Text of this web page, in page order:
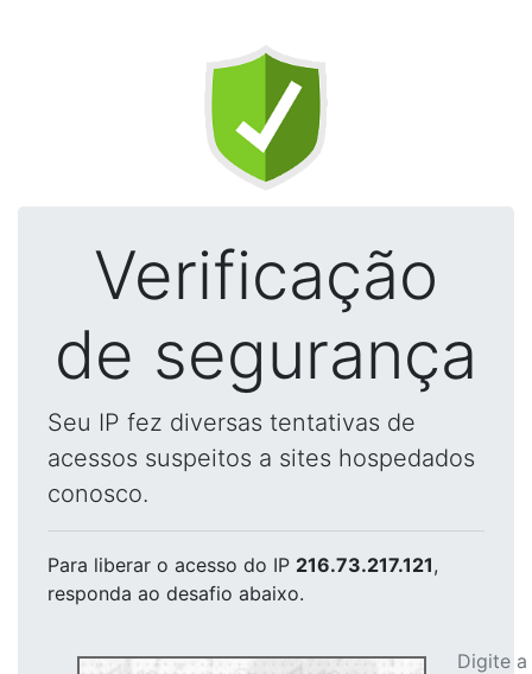
Verificação
de segurança
Seu IP fez diversas tentativas de
acessos suspeitos a sites hospedados
conosco.
Para liberar o acesso do IP 216.73.217.121,
responda ao desafio abaixo.
Digite